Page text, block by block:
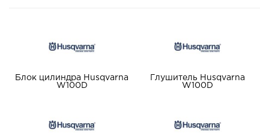
Блок цилиндра Husqvarna
W100D
Глушитель Husqvarna
W100D